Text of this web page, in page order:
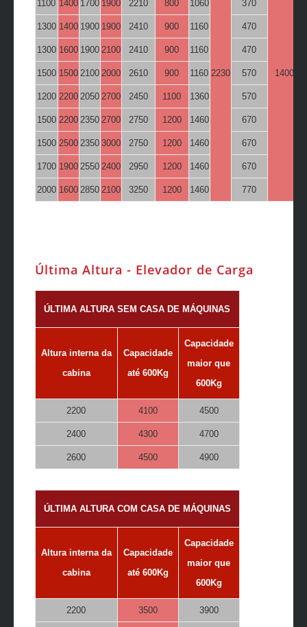
2230 1400
1100 1400 1700 1900 2210 800 1060 370
1300 1400 1900 1900 2410 900 1160 470
1300 1600 1900 2100 2410 900 1160 470
1500 1500 2100 2000 2610 900 1160 570
1200 2200 2050 2700 2450 1100 1360 570
1500 2200 2350 2700 2750 1200 1460 670
1500 2500 2350 3000 2750 1200 1460 670
1700 1900 2550 2400 2950 1200 1460 670
2000 1600 2850 2100 3250 1200 1460 770
Última Altura - Elevador de Carga
ÚLTIMA ALTURA SEM CASA DE MÁQUINAS
Altura interna da
cabina
Capacidade
até 600Kg
Capacidade
maior que
600Kg
2200 4100 4500
2400 4300 4700
2600 4500 4900
ÚLTIMA ALTURA COM CASA DE MÁQUINAS
Altura interna da
cabina
Capacidade
até 600Kg
Capacidade
maior que
600Kg
2200 3500 3900